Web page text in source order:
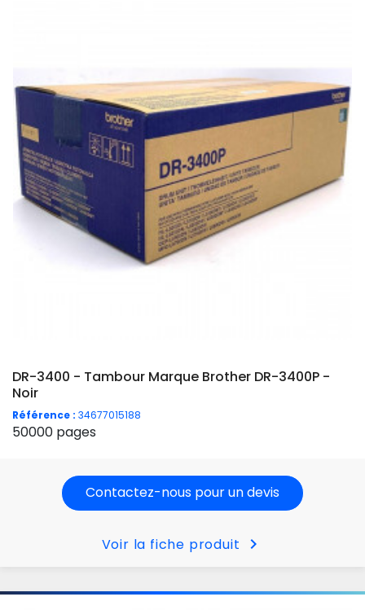
DR-3400 - Tambour Marque Brother DR-3400P -
Noir
Référence : 34677015188
50000 pages
Contactez-nous pour un devis
Voir la fiche produit chevron_right